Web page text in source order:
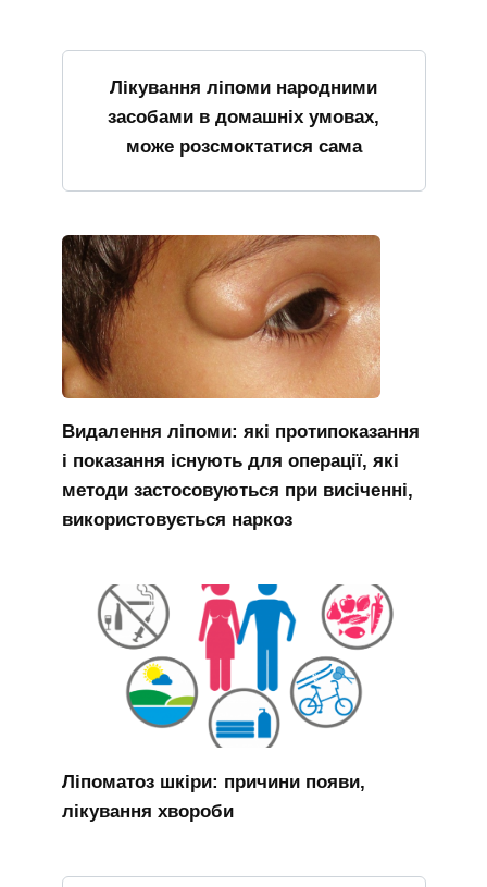
Лікування ліпоми народними
засобами в домашніх умовах,
може розсмоктатися сама
Видалення ліпоми: які протипоказання
і показання існують для операції, які
методи застосовуються при висіченні,
використовується наркоз
Ліпоматоз шкіри: причини появи,
лікування хвороби